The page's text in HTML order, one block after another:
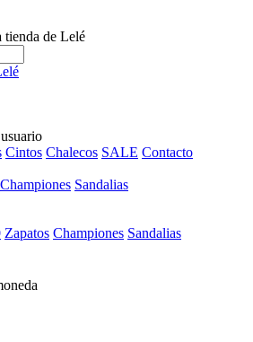
Cintos Chalecos SALE Contacto
Championes Sandalias
Zapatos Championes Sandalias